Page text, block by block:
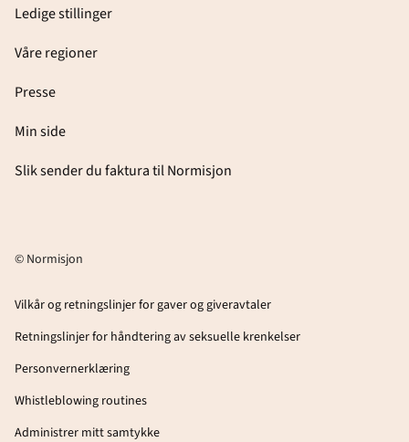
Ledige stillinger
Våre regioner
Presse
Min side
Slik sender du faktura til Normisjon
© Normisjon
Vilkår og retningslinjer for gaver og giveravtaler
Retningslinjer for håndtering av seksuelle krenkelser
Personvernerklæring
Whistleblowing routines
Administrer mitt samtykke